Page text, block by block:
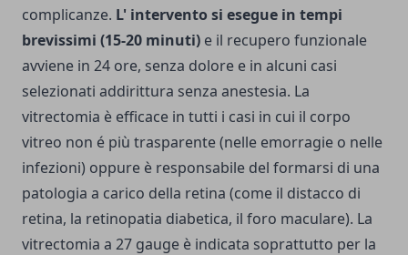
complicanze. L' intervento si esegue in tempi
brevissimi (15-20 minuti) e il recupero funzionale
avviene in 24 ore, senza dolore e in alcuni casi
selezionati addirittura senza anestesia. La
vitrectomia è efficace in tutti i casi in cui il corpo
vitreo non é più trasparente (nelle emorragie o nelle
infezioni) oppure è responsabile del formarsi di una
patologia a carico della retina (come il distacco di
retina, la retinopatia diabetica, il foro maculare). La
vitrectomia a 27 gauge è indicata soprattutto per la